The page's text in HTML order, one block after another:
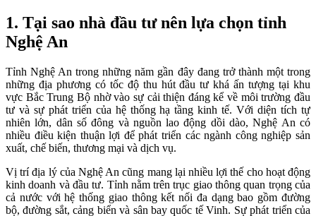
1. Tại sao nhà đầu tư nên lựa chọn tỉnh
Nghệ An
Tỉnh Nghệ An trong những năm gần đây đang trở thành một trong
những địa phương có tốc độ thu hút đầu tư khá ấn tượng tại khu
vực Bắc Trung Bộ nhờ vào sự cải thiện đáng kể về môi trường đầu
tư và sự phát triển của hệ thống hạ tầng kinh tế. Với diện tích tự
nhiên lớn, dân số đông và nguồn lao động dồi dào, Nghệ An có
nhiều điều kiện thuận lợi để phát triển các ngành công nghiệp sản
xuất, chế biến, thương mại và dịch vụ.
Vị trí địa lý của Nghệ An cũng mang lại nhiều lợi thế cho hoạt động
kinh doanh và đầu tư. Tỉnh nằm trên trục giao thông quan trọng của
cả nước với hệ thống giao thông kết nối đa dạng bao gồm đường
bộ, đường sắt, cảng biển và sân bay quốc tế Vinh. Sự phát triển của